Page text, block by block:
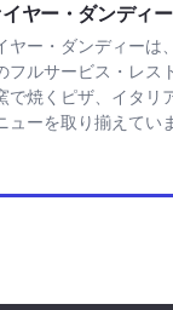
ヤー・ダンディー
ヤー・ダンディーは
フルサービス・レス
で焼くピザ、イタリ
ューを取り揃えてい
ンディーを見る